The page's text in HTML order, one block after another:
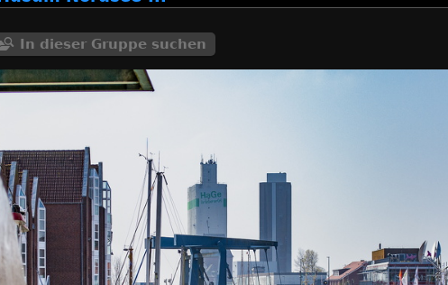
In dieser Gruppe suchen